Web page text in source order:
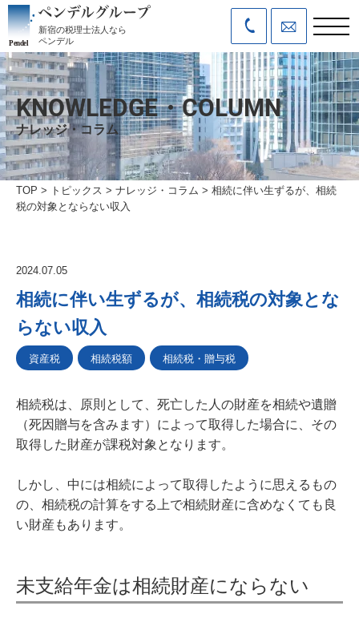
新宿の税理士法人なら
ペンデル
KNOWLEDGE・COLUMN
ナレッジ・コラム
TOP > トピックス > ナレッジ・コラム > 相続に伴い生ずるが、相続
税の対象とならない収入
2024.07.05
相続に伴い生ずるが、相続税の対象とな
らない収入
資産税 相続税額 相続税・贈与税
相続税は、原則として、死亡した人の財産を相続や遺贈
（死因贈与を含みます）によって取得した場合に、その
取得した財産が課税対象となります。
しかし、中には相続によって取得したように思えるもの
の、相続税の計算をする上で相続財産に含めなくても良
い財産もあります。
未支給年金は相続財産にならない